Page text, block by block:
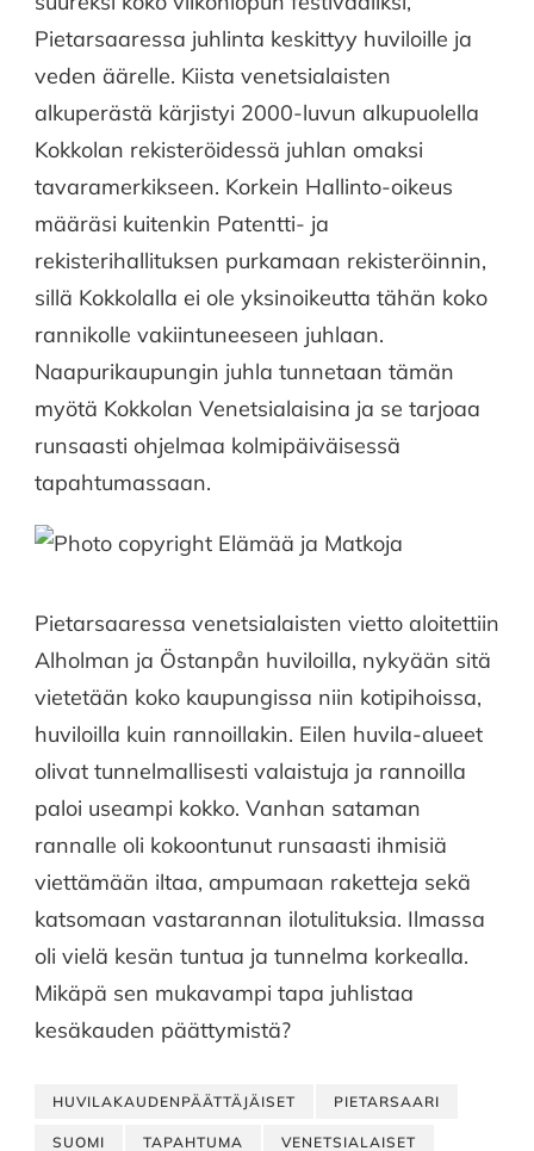
Pietarsaaressa juhlinta keskittyy huviloille ja
veden äärelle. Kiista venetsialaisten
alkuperästä kärjistyi 2000-luvun alkupuolella
Kokkolan rekisteröidessä juhlan omaksi
tavaramerkikseen. Korkein Hallinto-oikeus
määräsi kuitenkin Patentti- ja
rekisterihallituksen purkamaan rekisteröinnin,
sillä Kokkolalla ei ole yksinoikeutta tähän koko
rannikolle vakiintuneeseen juhlaan.
Naapurikaupungin juhla tunnetaan tämän
myötä Kokkolan Venetsialaisina ja se tarjoaa
runsaasti ohjelmaa kolmipäiväisessä
tapahtumassaan.
Pietarsaaressa venetsialaisten vietto aloitettiin
Alholman ja Östanpån huviloilla, nykyään sitä
vietetään koko kaupungissa niin kotipihoissa,
huviloilla kuin rannoillakin. Eilen huvila-alueet
olivat tunnelmallisesti valaistuja ja rannoilla
paloi useampi kokko. Vanhan sataman
rannalle oli kokoontunut runsaasti ihmisiä
viettämään iltaa, ampumaan raketteja sekä
katsomaan vastarannan ilotulituksia. Ilmassa
oli vielä kesän tuntua ja tunnelma korkealla.
Mikäpä sen mukavampi tapa juhlistaa
kesäkauden päättymistä?
HUVILAKAUDENPÄÄTTÄJÄISET PIETARSAARI
SUOMI TAPAHTUMA VENETSIALAISET